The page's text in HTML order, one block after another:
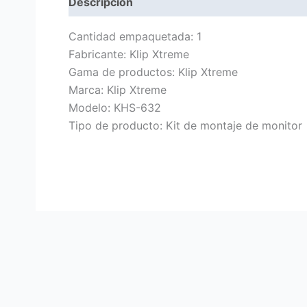
Cantidad empaquetada: 1
Fabricante: Klip Xtreme
Gama de productos: Klip Xtreme
Marca: Klip Xtreme
Modelo: KHS-632
Tipo de producto: Kit de montaje de monitor